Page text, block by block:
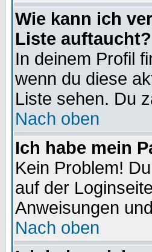
Wie kann ich
Liste auftaucht?
In deinem Profil
wenn du diese
Liste sehen. Du
Nach oben
Ich habe mein
Kein Problem!
auf der
Anweisungen
Nach oben